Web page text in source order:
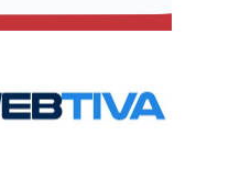
01/07/18
Netinho volta à TV no